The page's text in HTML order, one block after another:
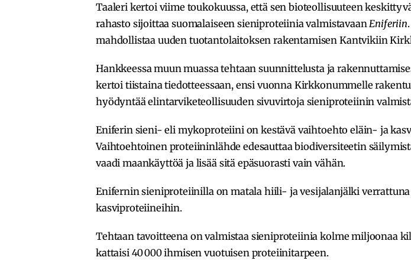
Taaleri kertoi viime toukokuussa, että sen bioteollisuuteen
rahasto sijoittaa suomalaiseen sieniproteiinia valmistavaanEniferiin
mahdollistaa uuden tuotantolaitoksen rakentamisen Kantvikiin
Hankkeessa muun muassa tehtaan suunnittelusta ja
kertoi tiistaina tiedotteessaan, ensi vuonna Kirkkonummelle
hyödyntää elintarviketeollisuuden sivuvirtoja sieniproteiinin
Eniferin sieni- eli mykoproteiini on kestävä vaihtoehto eläin- ja
Vaihtoehtoinen proteiininlähde edesauttaa biodiversiteetin
vaadi maankäyttöä ja lisää sitä epäsuorasti vain vähän.
Enifernin sieniproteiinilla on matala hiili- ja vesijalanjälki
kasviproteiineihin.
Tehtaan tavoitteena on valmistaa sieniproteiinia kolme miljoonaa
kattaisi 40 000 ihmisen vuotuisen proteiinitarpeen.